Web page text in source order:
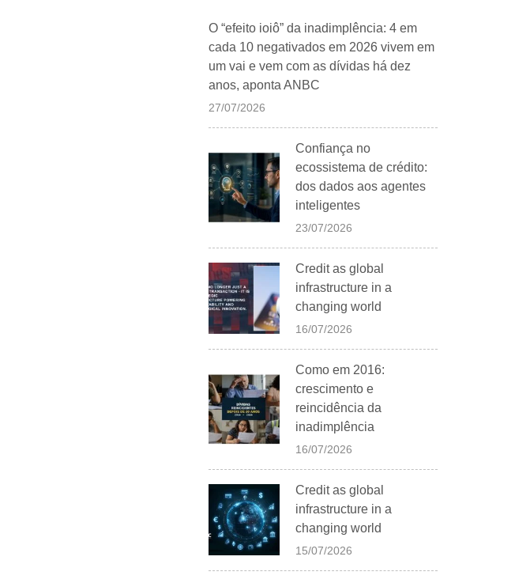
O “efeito ioiô” da inadimplência: 4 em
cada 10 negativados em 2026 vivem em
um vai e vem com as dívidas há dez
anos, aponta ANBC
27/07/2026
Confiança no
ecossistema de crédito:
dos dados aos agentes
inteligentes
23/07/2026
Credit as global
infrastructure in a
changing world
16/07/2026
Como em 2016:
crescimento e
reincidência da
inadimplência
16/07/2026
Credit as global
infrastructure in a
changing world
15/07/2026